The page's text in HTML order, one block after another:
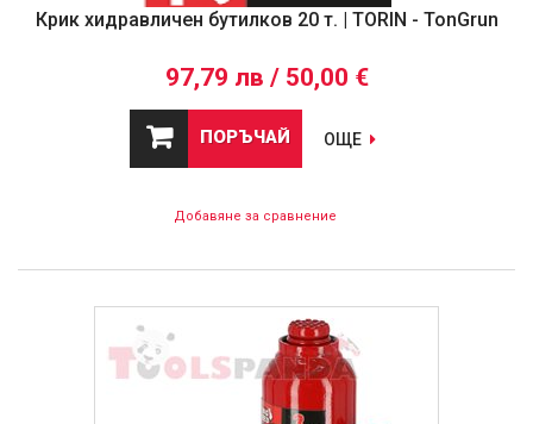
Крик хидравличен бутилков 20 т. | TORIN - TonGrun
97,79 лв / 50,00 €
ПОРЪЧАЙ ОЩЕ
Добавяне за сравнение